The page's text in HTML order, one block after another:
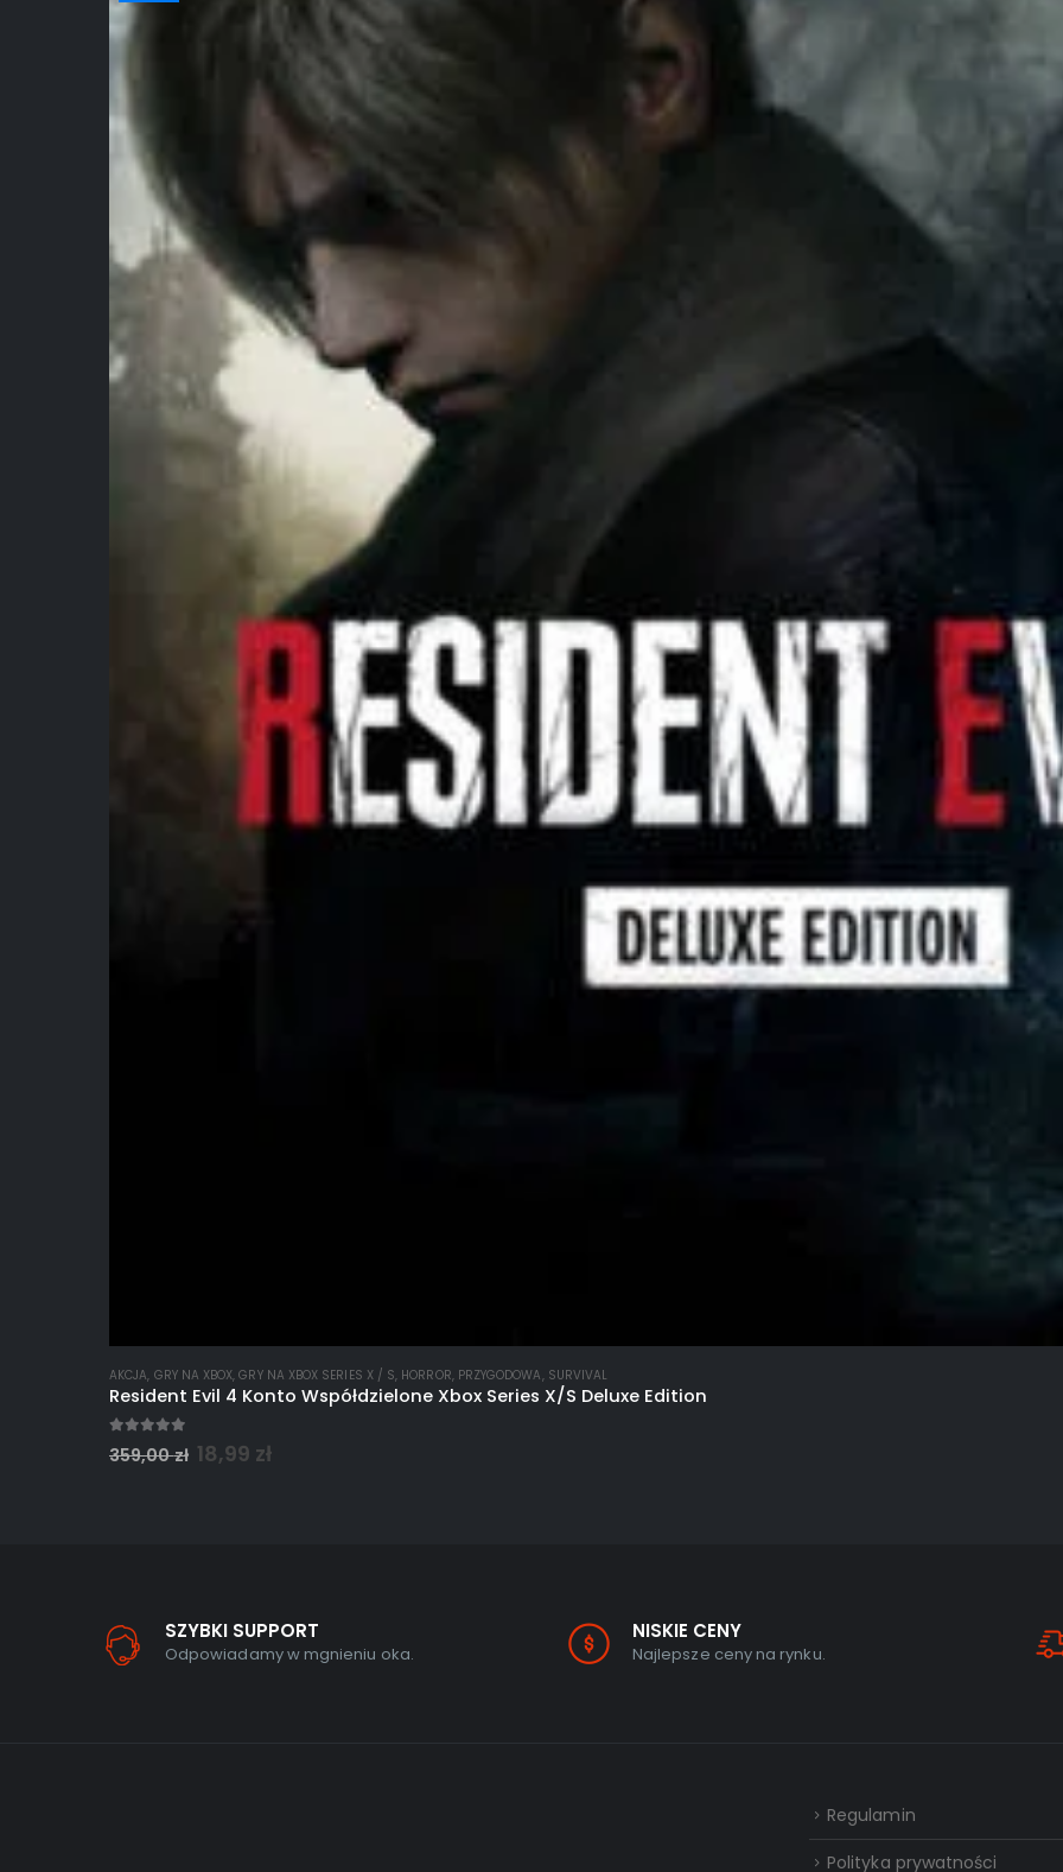
AKCJA, GRY NA XBOX,GRY NA XBOX SERIES X / S, HORROR, PRZYGODOWA, SURVIVAL
Resident Evil 4 Konto Współdzielone Xbox Series X/S Deluxe Edition
out of 5
359,00zł 18,99 zł
SZYBKI SUPPORT
Odpowiadamy w mgnieniu oka.
NISKIE CENY
Najlepsze ceny na rynku.
Regulamin
Polityka prywatności